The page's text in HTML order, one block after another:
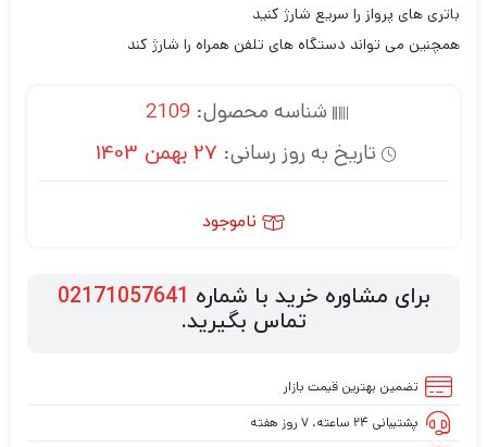
باتری های پرواز را سریع شارژ کنید
همچنین می تواند دستگاه های تلفن همراه را شارژ کند
شناسه محصول:2109
تاریخ به روز رسانی: 27 بهمن 1403
ناموجود
برای مشاوره خرید با شماره 02171057641
تماس بگیرید.
تضمین بهترین قیمت بازار
پشتیبانی ۲۴ ساعته، ۷ روز هفته